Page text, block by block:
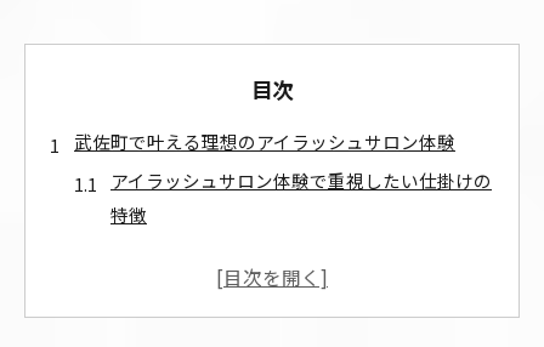
目次
武佐町で叶える理想のアイラッシュサロン体験
アイラッシュサロン体験で重視したい仕掛けの
特徴
ュサロン選び
リラックスできるアイラッシュサロン探しのコ